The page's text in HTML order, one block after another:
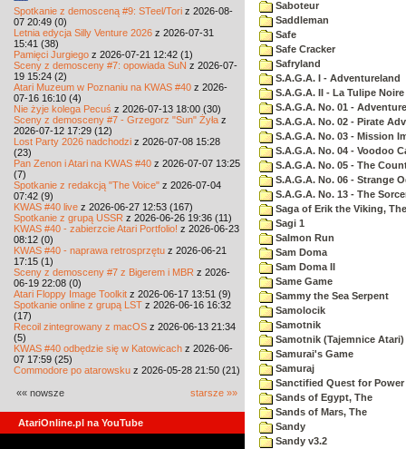
Spotkanie z demosceną #9: STeel/Tori z 2026-08-
07 20:49 (0)
Letnia edycja Silly Venture 2026 z 2026-07-31
15:41 (38)
Pamięci Jurgiego z 2026-07-21 12:42 (1)
Sceny z demosceny #7: opowiada SuN z 2026-07-
19 15:24 (2)
Atari Muzeum w Poznaniu na KWAS #40 z 2026-
07-16 16:10 (4)
Nie żyje kolega Pecuś z 2026-07-13 18:00 (30)
Sceny z demosceny #7 - Grzegorz "Sun" Żyła z
2026-07-12 17:29 (12)
Lost Party 2026 nadchodzi z 2026-07-08 15:28
(23)
Pan Zenon i Atari na KWAS #40 z 2026-07-07 13:25
(7)
Spotkanie z redakcją "The Voice" z 2026-07-04
07:42 (9)
KWAS #40 live z 2026-06-27 12:53 (167)
Spotkanie z grupą USSR z 2026-06-26 19:36 (11)
KWAS #40 - zabierzcie Atari Portfolio! z 2026-06-23
08:12 (0)
KWAS #40 - naprawa retrosprzętu z 2026-06-21
17:15 (1)
Sceny z demosceny #7 z Bigerem i MBR z 2026-
06-19 22:08 (0)
Atari Floppy Image Toolkit z 2026-06-17 13:51 (9)
Spotkanie online z grupą LST z 2026-06-16 16:32
(17)
Recoil zintegrowany z macOS z 2026-06-13 21:34
(5)
KWAS #40 odbędzie się w Katowicach z 2026-06-
07 17:59 (25)
Commodore po atarowsku z 2026-05-28 21:50 (21)
«« nowsze starsze »»
AtariOnline.pl na YouTube
Saboteur
Saddleman
Safe
Safe Cracker
Safryland
S.A.G.A. I - Adventureland
S.A.G.A. II - La Tulipe Noire
S.A.G.A. No. 01 -
S.A.G.A. No. 02 - Pirate
S.A.G.A. No. 03 - Mission
S.A.G.A. No. 04 - Voodoo
S.A.G.A. No. 05 - The
S.A.G.A. No. 06 - Strange
S.A.G.A. No. 13 - The
Saga of Erik the Viking, The
Sagi 1
Salmon Run
Sam Doma
Sam Doma II
Same Game
Sammy the Sea Serpent
Samolocik
Samotnik
Samotnik (Tajemnice Atari)
Samurai's Game
Samuraj
Sanctified Quest for Power
Sands of Egypt, The
Sands of Mars, The
Sandy
Sandy v3.2